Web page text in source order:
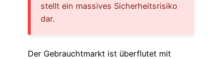
stellt ein massives Sicherheitsrisiko
dar.
Der Gebrauchtmarkt ist überflutet mit